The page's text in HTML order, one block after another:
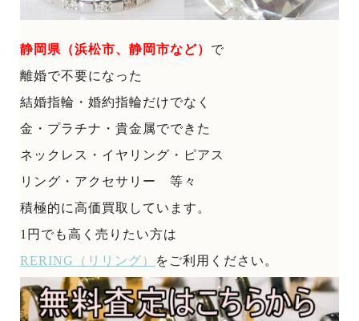
静岡県（浜松市、静岡市など） で
離婚で不要になった
結婚指輪・婚約指輪だけでなく
金・プラチナ・貴金属でできた
ネックレス・イヤリング・ピアス
リング・アクセサリー 等々
積極的に高価買取しています。
1円でも高く売りたい方は
RERING（リリング）
をご利用ください。